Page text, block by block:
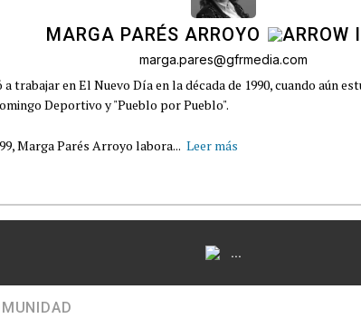
MARGA PARÉS ARROYO
marga.pares@gfrmedia.com
a trabajar en El Nuevo Día en la década de 1990, cuando aún
Deportivo y "Pueblo por Pueblo".
Marga Parés Arroyo labora... Leer más
...